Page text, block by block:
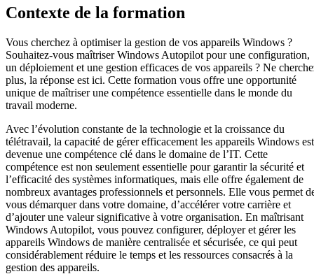
Contexte de la formation
Vous cherchez à optimiser la gestion de vos appareils Windows ?
Souhaitez-vous maîtriser Windows Autopilot pour une configuration,
un déploiement et une gestion efficaces de vos appareils ? Ne
plus, la réponse est ici. Cette formation vous offre une opportunité
unique de maîtriser une compétence essentielle dans le monde du
travail moderne.
Avec l’évolution constante de la technologie et la croissance du
télétravail, la capacité de gérer efficacement les appareils Windows est
devenue une compétence clé dans le domaine de l’IT. Cette
compétence est non seulement essentielle pour garantir la sécurité et
l’efficacité des systèmes informatiques, mais elle offre également de
nombreux avantages professionnels et personnels. Elle vous permet
vous démarquer dans votre domaine, d’accélérer votre carrière et
d’ajouter une valeur significative à votre organisation. En maîtrisant
Windows Autopilot, vous pouvez configurer, déployer et gérer les
appareils Windows de manière centralisée et sécurisée, ce qui peut
considérablement réduire le temps et les ressources consacrés à la
gestion des appareils.